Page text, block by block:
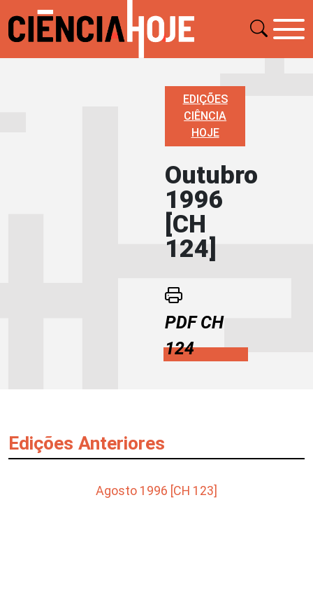
EDIÇÕES
CIÊNCIA
HOJE
Outubro
1996
[CH
124]
PDF CH
124
Edições Anteriores
Agosto 1996 [CH 123]